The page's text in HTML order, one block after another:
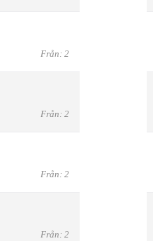
Från: 2
Från: 2
Från: 2
Från: 2